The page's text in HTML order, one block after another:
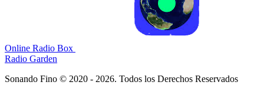
Online Radio Box
Radio Garden
Sonando Fino © 2020 - 2026. Todos los Derechos Reservados